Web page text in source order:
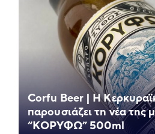
Corfu Beer | Η
παρουσιάζει τη νέα της
“ΚΟΡΥΦΩ” 500ml